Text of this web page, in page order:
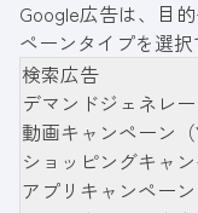
Google広告は、目
ペーンタイプを選択
検索広告
デマンドジェネレ
動画キャンペーン（
ショッピングキャ
アプリキャンペーン